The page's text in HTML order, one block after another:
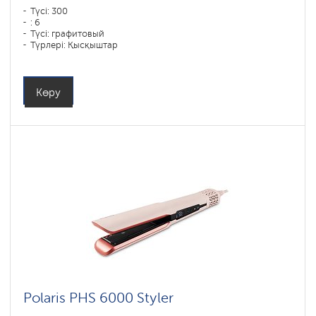
Түсі: 300
: 6
Түсі: графитовый
Түрлері: Қысқыштар
Көру
Polaris PHS 6000 Styler